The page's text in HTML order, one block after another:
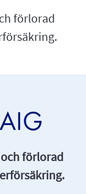
förlorad
förlorad